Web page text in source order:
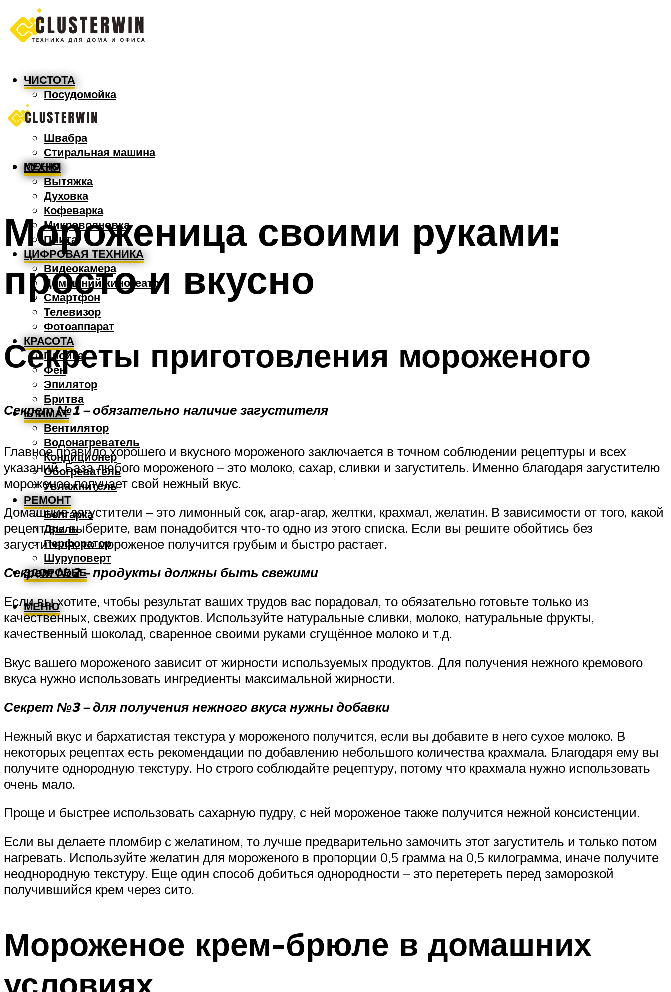
ЧИСТОТА
Посудомойка
Пылесос
Утюг
Швабра
Стиральная машина
КУХНЯ
Вытяжка
Духовка
Кофеварка
Микроволновка
Плита
ЦИФРОВАЯ ТЕХНИКА
Видеокамера
Домашний кинотеатр
Смартфон
Телевизор
Фотоаппарат
КРАСОТА
Плойка
Фен
Эпилятор
Бритва
КЛИМАТ
Вентилятор
Водонагреватель
Кондиционер
Обогреватель
Увлажнитель
РЕМОНТ
Болгарка
Дрель
Перфоратор
Шуруповерт
ЗДОРОВЬЕ
МЕНЮ
МЕНЮ
Мороженица своими руками:
просто и вкусно
Секреты приготовления мороженого
Секрет №1 – обязательно наличие загустителя
Главное правило хорошего и вкусного мороженого заключается в точном соблюдении рецептуры и всех
указаний. База любого мороженого – это молоко, сахар, сливки и загуститель. Именно благодаря загустителю
мороженое получает свой нежный вкус.
Домашние загустители – это лимонный сок, агар-агар, желтки, крахмал, желатин. В зависимости от того, какой
рецепт вы выберите, вам понадобится что-то одно из этого списка. Если вы решите обойтись без
загустителя, то мороженое получится грубым и быстро растает.
Секрет №2 – продукты должны быть свежими
Если вы хотите, чтобы результат ваших трудов вас порадовал, то обязательно готовьте только из
качественных, свежих продуктов. Используйте натуральные сливки, молоко, натуральные фрукты,
качественный шоколад, сваренное своими руками сгущённое молоко и т.д.
Вкус вашего мороженого зависит от жирности используемых продуктов. Для получения нежного кремового
вкуса нужно использовать ингредиенты максимальной жирности.
Секрет №3 – для получения нежного вкуса нужны добавки
Нежный вкус и бархатистая текстура у мороженого получится, если вы добавите в него сухое молоко. В
некоторых рецептах есть рекомендации по добавлению небольшого количества крахмала. Благодаря ему вы
получите однородную текстуру. Но строго соблюдайте рецептуру, потому что крахмала нужно использовать
очень мало.
Проще и быстрее использовать сахарную пудру, с ней мороженое также получится нежной консистенции.
Если вы делаете пломбир с желатином, то лучше предварительно замочить этот загуститель и только потом
нагревать. Используйте желатин для мороженого в пропорции 0,5 грамма на 0,5 килограмма, иначе получите
неоднородную текстуру. Еще один способ добиться однородности – это перетереть перед заморозкой
получившийся крем через сито.
Мороженое крем-брюле в домашних
условиях